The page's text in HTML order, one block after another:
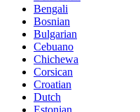
Bengali
Bosnian
Bulgarian
Cebuano
Chichewa
Corsican
Croatian
Dutch